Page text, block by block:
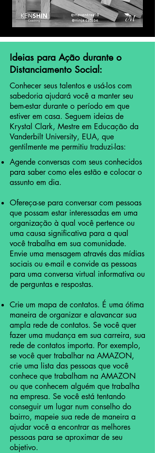
Ideias para Ação durante o
Distanciamento Social:
Conhecer seus talentos e usá-los com
sabedoria ajudará você a manter seu
bem-estar durante o período em que
estiver em casa. Seguem ideias de
Krystal Clark, Mestre em Educação da
Vanderbilt University, EUA, que
gentilmente me permitiu traduzi-las:
Agende conversas com seus conhecidos
para saber como eles estão e colocar o
assunto em dia.
Ofereça-se para conversar com pessoas
que possam estar interessadas em uma
organização à qual você pertence ou
uma causa significativa para a qual
você trabalha em sua comunidade.
Envie uma mensagem através das mídias
sociais ou e-mail e convide as pessoas
para uma conversa virtual informativa ou
de perguntas e respostas.
Crie um mapa de contatos. É uma ótima
maneira de organizar e alavancar sua
ampla rede de contatos. Se você quer
fazer uma mudança em sua carreira, sua
rede de contatos importa. Por exemplo,
se você quer trabalhar na AMAZON,
crie uma lista das pessoas que você
conhece que trabalham na AMAZON
ou que conhecem alguém que trabalha
na empresa. Se você está tentando
conseguir um lugar num conselho do
bairro, mapeie sua rede de maneira a
ajudar você a encontrar as melhores
pessoas para se aproximar de seu
objetivo.